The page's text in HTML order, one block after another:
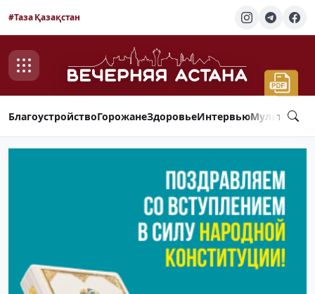
#Таза Қазақстан
БлагоустройствоГорожанеЗдоровьеИнтервью